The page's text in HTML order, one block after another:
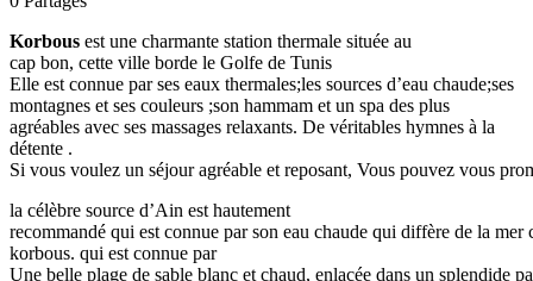
Korbous est une charmante station thermale située au
cap bon, cette ville borde le Golfe de Tunis
Elle est connue par ses eaux thermales;les sources d’eau chaude;ses
montagnes et ses couleurs ;son hammam et un spa des plus
agréables avec ses massages relaxants. De véritables hymnes à la
détente .
Si vous voulez un séjour agréable et reposant, Vous pouvez vous
la célèbre source d’Ain est hautement
recommandé qui est connue par son eau chaude qui diffère de la mer
korbous. qui est connue par
Une belle plage de sable blanc et chaud, enlacée dans un splendide